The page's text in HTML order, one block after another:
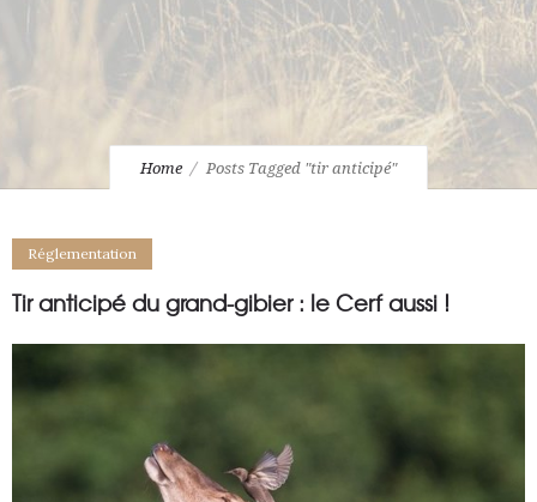
Home Posts Tagged "tir anticipé"
Réglementation
Tir anticipé du grand-gibier : le Cerf aussi !